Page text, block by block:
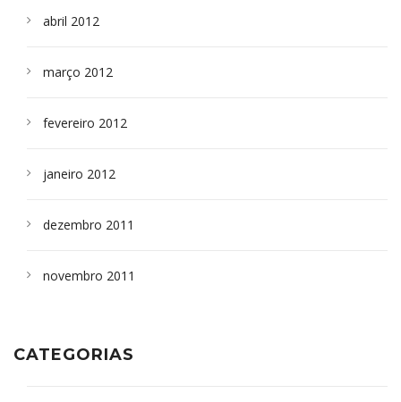
abril 2012
março 2012
fevereiro 2012
janeiro 2012
dezembro 2011
novembro 2011
CATEGORIAS